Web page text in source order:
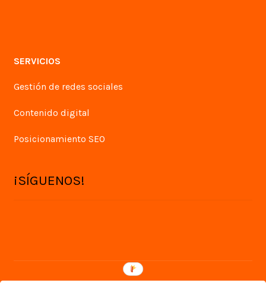
SERVICIOS
Gestión de redes sociales
Contenido digital
Posicionamiento SEO
¡SÍGUENOS!